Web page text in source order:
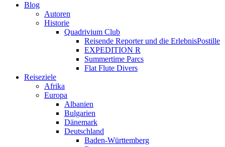
Blog
Autoren
Historie
Quadrivium Club
Reisende Reporter und die ErlebnisPostille
EXPEDITION R
Summertime Parcs
Flat Flute Divers
Reiseziele
Afrika
Europa
Albanien
Bulgarien
Dänemark
Deutschland
Baden-Württemberg